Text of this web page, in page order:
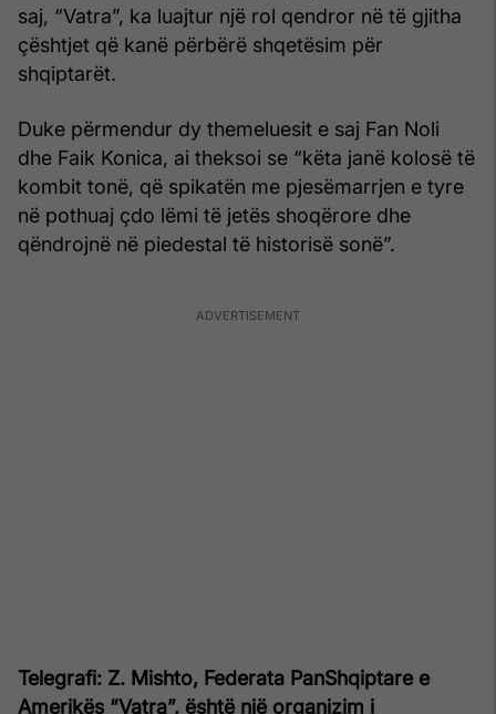
saj, “Vatra”, ka luajtur një rol qendror në të gjitha
çështjet që kanë përbërë shqetësim për
shqiptarët.
Duke përmendur dy themeluesit e saj Fan Noli
dhe Faik Konica, ai theksoi se “këta janë kolosë të
kombit tonë, që spikatën me pjesëmarrjen e tyre
në pothuaj çdo lëmi të jetës shoqërore dhe
qëndrojnë në piedestal të historisë sonë”.
Telegrafi: Z. Mishto, Federata PanShqiptare e
Amerikës “Vatra”, është një organizim i